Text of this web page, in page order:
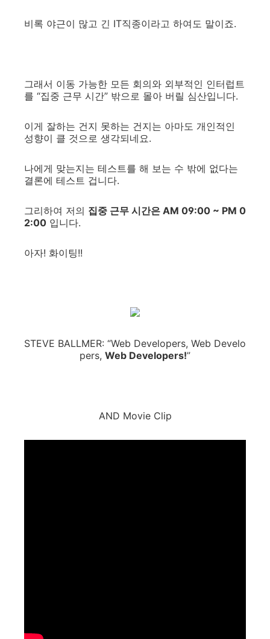
비록 야근이 많고 긴 IT직종이라고 하여도 말이죠.
그래서 이동 가능한 모든 회의와 외부적인 인터럽트
를 “집중 근무 시간” 밖으로 몰아 버릴 심산입니다.
이게 잘하는 건지 못하는 건지는 아마도 개인적인
성향이 클 것으로 생각되네요.
나에게 맞는지는 테스트를 해 보는 수 밖에 없다는
결론에 테스트 겁니다.
그리하여 저의 집중 근무 시간은 AM 09:00 ~ PM 0
2:00 입니다.
아자! 화이팅!!
STEVE BALLMER: “Web Developers, Web Develo
pers, Web Developers!”
AND Movie Clip